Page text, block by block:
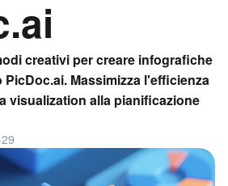
creativi per creare infografiche
Massimizza l'efficienza
visualization alla pianificazione